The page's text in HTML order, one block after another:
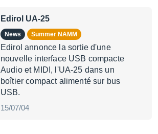
Edirol UA-25
News Summer NAMM
Edirol annonce la sortie d'une
nouvelle interface USB compacte
Audio et MIDI, l'UA-25 dans un
boîtier compact alimenté sur bus
USB.
15/07/04